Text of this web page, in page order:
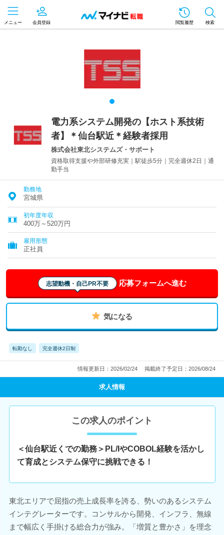
メニュー 会員登録 閲覧履歴 検索
電力系システム開発の【ホスト系技術
者】＊仙台駅近＊経験者採用
株式会社東北システムズ・サポート
資格取得支援や外部研修充実｜駅徒歩5分｜完全週休2日｜通
勤手当
勤務地
宮城県
初年度年収
400万～520万円
雇用形態
正社員
志望動機・自己PR不要 応募フォームへ進む
気になる
転勤なし 完全週休2日制
情報更新日：2026/02/24 掲載終了予定日：2026/08/24
求人情報
この求人のポイント
＜仙台駅近くでの勤務＞PL/IやCOBOL経験を活かし
て育成とシステム保守に挑戦できる！
東北エリアで屈指の売上成長率を誇る、勢いのあるシステム
インテグレーターです。コンサルから開発、インフラ、無線
まで幅広く手掛ける総合力が強み。「増質と豊かさ」を理念